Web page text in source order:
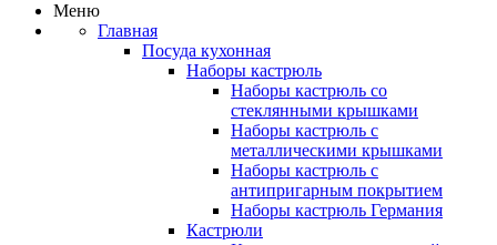
Меню
Главная
Посуда кухонная
Наборы кастрюль
Наборы кастрюль со
стеклянными крышками
Наборы кастрюль с
металлическими крышками
Наборы кастрюль с
антипригарным покрытием
Наборы кастрюль Германия
Кастрюли